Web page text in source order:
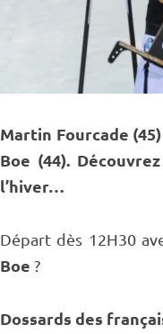
Martin Fourcade
Boe (44).
l’hiver…
Départ dès 12H30
Boe ?
Dossards des